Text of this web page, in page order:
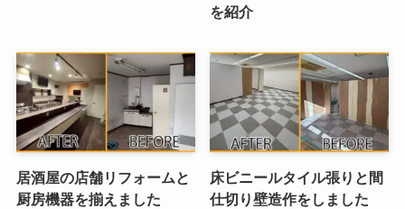
を紹介
居酒屋の店舗リフォームと
厨房機器を揃えました
床ビニールタイル張りと間
仕切り壁造作をしました